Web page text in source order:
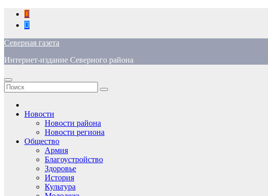
Перейти
содержимому
Северная газета
Интернет-издание Северного района
Новости
Новости района
Новости региона
Общество
Армия
Благоустройство
Здоровье
История
Культура